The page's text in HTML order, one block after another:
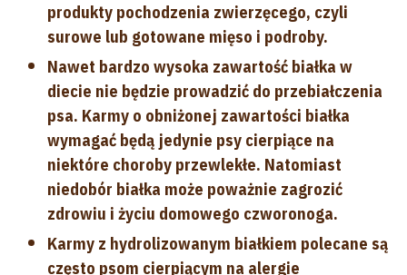
produkty pochodzenia zwierzęcego, czyli
surowe lub gotowane mięso i podroby.
Nawet bardzo wysoka zawartość białka w
diecie nie będzie prowadzić do przebiałczenia
psa. Karmy o obniżonej zawartości białka
wymagać będą jedynie psy cierpiące na
niektóre choroby przewlekłe. Natomiast
niedobór białka może poważnie zagrozić
zdrowiu i życiu domowego czworonoga.
Karmy z hydrolizowanym białkiem polecane są
często psom cierpiącym na alergie